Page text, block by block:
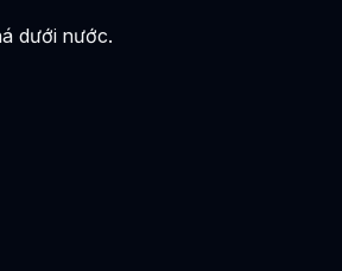
dưới nước.